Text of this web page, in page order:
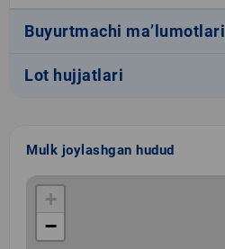
Buyurtmachi ma’lumotlari
Lot hujjatlari
Mulk joylashgan hudud
+
−